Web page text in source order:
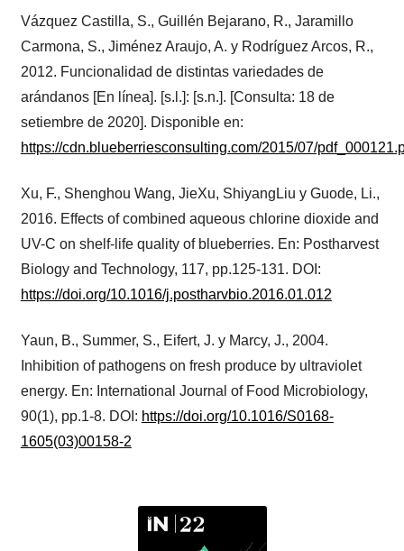
Vázquez Castilla, S., Guillén Bejarano, R., Jaramillo
Carmona, S., Jiménez Araujo, A. y Rodríguez Arcos, R.,
2012. Funcionalidad de distintas variedades de
arándanos [En línea]. [s.l.]: [s.n.]. [Consulta: 18 de
setiembre de 2020]. Disponible en:
https://cdn.blueberriesconsulting.com/2015/07/
Xu, F., Shenghou Wang, JieXu, ShiyangLiu y Guode, Li.,
2016. Effects of combined aqueous chlorine dioxide and
UV-C on shelf-life quality of blueberries. En: Postharvest
Biology and Technology, 117, pp.125-131. DOI:
https://doi.org/10.1016/j.postharvbio.2016.01.012
Yaun, B., Summer, S., Eifert, J. y Marcy, J., 2004.
Inhibition of pathogens on fresh produce by ultraviolet
energy. En: International Journal of Food Microbiology,
90(1), pp.1-8. DOI: https://doi.org/10.1016/S0168-
1605(03)00158-2